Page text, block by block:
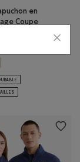
en
Coupe